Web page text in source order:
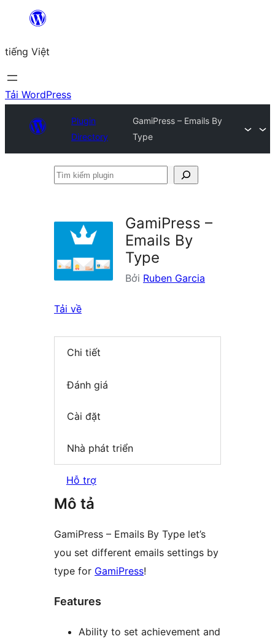
Chuyển
phần
nội
dung
tiếng Việt
Tải WordPress
Plugin
Directory
GamiPress – Emails By
Type
Tìm
GamiPress –
Emails By
Type
Bởi Ruben Garcia
Tải về
Chi tiết
Đánh giá
Cài đặt
Nhà phát triển
Hỗ trợ
Mô tả
GamiPress – Emails By Type let’s
you set different emails settings by
type for GamiPress!
Features
Ability to set achievement and